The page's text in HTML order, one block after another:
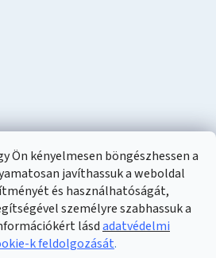
Ön kényelmesen böngészhessen a
javíthassuk a weboldal
és használhatóságát,
személyre szabhassuk a
lásdadatvédelmi
k feldolgozását.